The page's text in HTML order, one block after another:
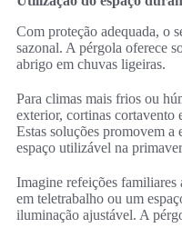
Com proteção adequada, o
sazonal. A pérgola oferece
abrigo em chuvas ligeiras.
Para climas mais frios ou
exterior, cortinas cortavento
Estas soluções promovem a
espaço utilizável na
Imagine refeições
em teletrabalho ou um
iluminação ajustável. A